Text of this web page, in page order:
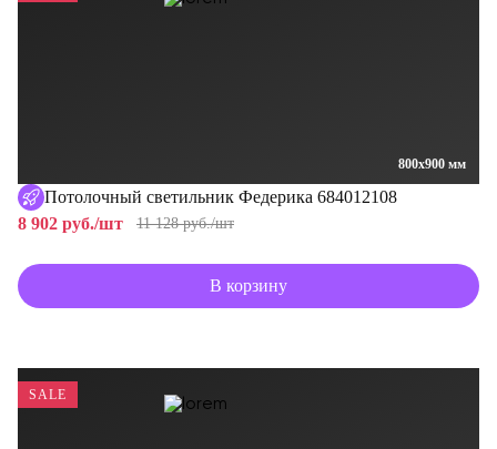
800x900 мм
Потолочный светильник Федерика 684012108
8 902 руб./шт
11 128 руб./шт
В корзину
SALE